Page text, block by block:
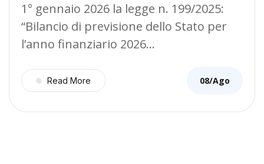
1° gennaio 2026 la legge n. 199/2025:
“Bilancio di previsione dello Stato per
l’anno finanziario 2026…
Read More 08/Ago